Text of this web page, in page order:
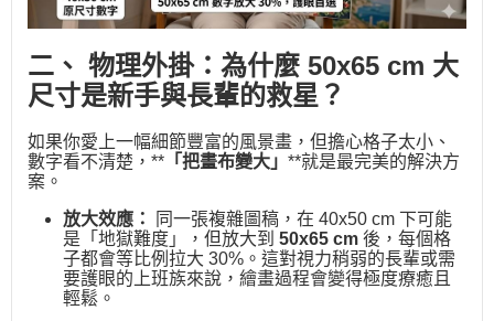
二、 物理外掛：為什麼 50x65 cm 大
尺寸是新手與長輩的救星？
如果你愛上一幅細節豐富的風景畫，但擔心格子太小、
數字看不清楚，** 「把畫布變大」 **就是最完美的解決方
案。
放大效應：
同一張複雜圖稿，在 40x50 cm 下可能
是「地獄難度」，但放大到 50x65 cm 後，每個格
子都會等比例拉大 30%。這對視力稍弱的長輩或需
要護眼的上班族來說，繪畫過程會變得極度療癒且
輕鬆。